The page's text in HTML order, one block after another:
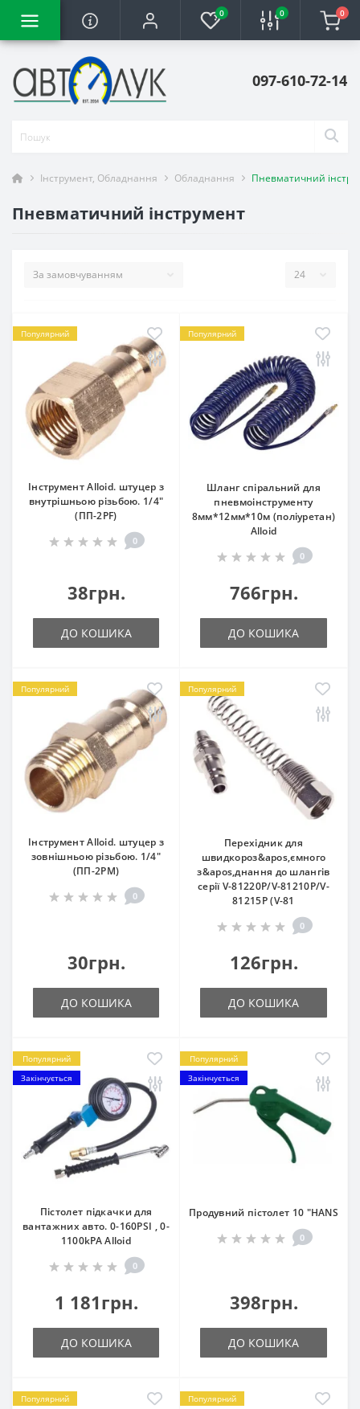
0 0 0
097-610-72-14
Інструмент, Обладнання Обладнання Пневматичний
Пневматичний інструмент
Популярний
Інструмент Alloid. штуцер з
внутрішньою різьбою. 1/4"
(ПП-2PF)
0
38грн.
ДО КОШИКА
Популярний
Шланг спіральний для
пневмоінструменту
8мм*12мм*10м (поліуретан)
Alloid
0
766грн.
ДО КОШИКА
Популярний
Інструмент Alloid. штуцер з
зовнішньою різьбою. 1/4"
(ПП-2PM)
0
30грн.
ДО КОШИКА
Популярний
Перехідник для
швидкороз&apos,ємного
з&apos,днання до шлангів
серії V-81220Р/V-81210Р/V-
81215Р (V-81
0
126грн.
ДО КОШИКА
Популярний
Закінчується
Пістолет підкачки для
вантажних авто. 0-160PSI , 0-
1100kPA Alloid
0
1 181грн.
ДО КОШИКА
Популярний
Закінчується
Продувний пістолет 10 "HANS
0
398грн.
ДО КОШИКА
Популярний Популярний